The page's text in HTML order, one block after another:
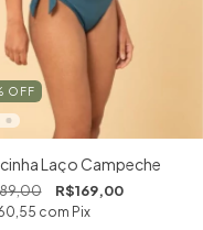
OFF
Laço Campeche
R$169,00
com Pix